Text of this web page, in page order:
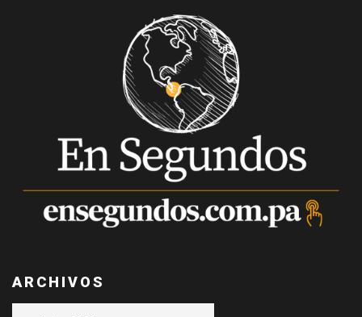
ARCHIVOS